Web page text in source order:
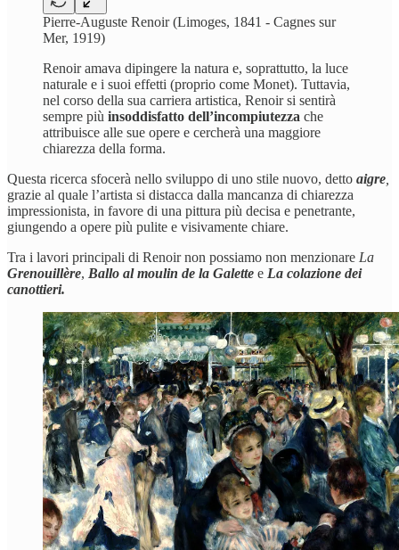
Pierre-Auguste Renoir (Limoges, 1841 - Cagnes sur
Mer, 1919)
Renoir amava dipingere la natura e, soprattutto, la luce
naturale e i suoi effetti (proprio come Monet). Tuttavia,
nel corso della sua carriera artistica, Renoir si sentirà
sempre più insoddisfatto dell’incompiutezza che
attribuisce alle sue opere e cercherà una maggiore
chiarezza della forma.
Questa ricerca sfocerà nello sviluppo di uno stile nuovo, detto aigre
grazie al quale l’artista si distacca dalla mancanza di chiarezza
impressionista, in favore di una pittura più decisa e penetrante,
giungendo a opere più pulite e visivamente chiare.
Tra i lavori principali di Renoir non possiamo non menzionare La
Grenouillère, Ballo al moulin de la Galette e La colazione dei
canottieri.